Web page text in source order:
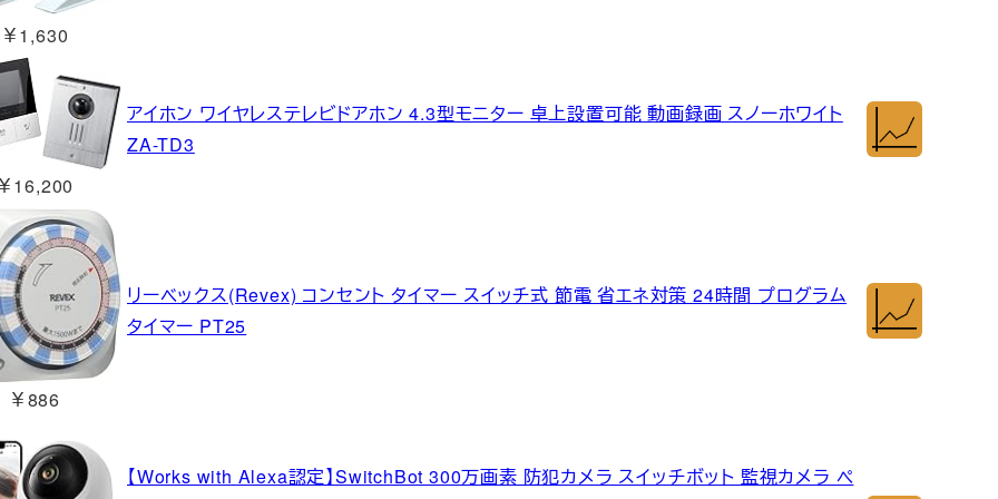
￥1,630
16,200
アイホン ワイヤレステレビドアホン 4.3型モニター 卓上設置可能 動画録画 スノーホワイト
ZA-TD3
￥886
リーベックス(Revex) コンセント タイマー スイッチ式 節電 省エネ対策 24時間 プログラム
タイマー PT25
【Works with Alexa認定】SwitchBot 300万画素 防犯カメラ スイッチボット 監視カメラ ペ